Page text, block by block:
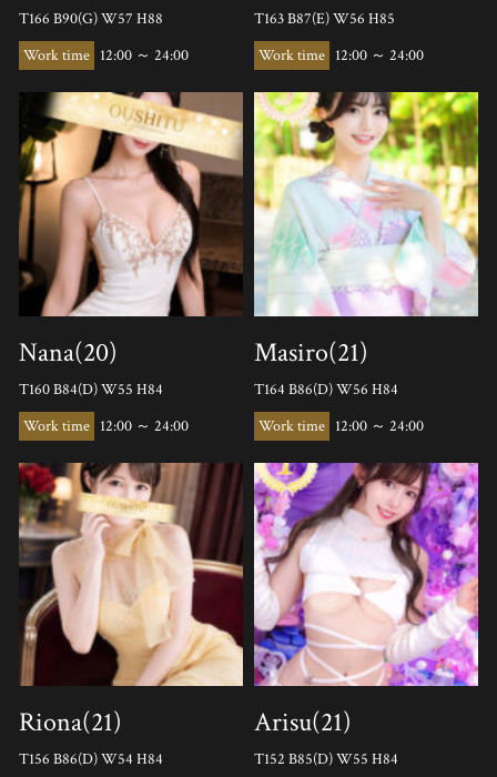
T166 B90(G) W57 H88
12:00 ～ 24:00
T163 B87(E) W56 H85
12:00 ～ 24:00
Nana(20)
T160 B84(D) W55 H84
12:00 ～ 24:00
Masiro(21)
T164 B86(D) W56 H84
12:00 ～ 24:00
Riona(21)
T156 B86(D) W54 H84
Arisu(21)
T152 B85(D) W55 H84